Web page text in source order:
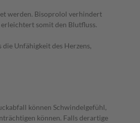
werden. Bisoprolol verhindert
somit den Blutfluss.
Unfähigkeit des Herzens,
können Schwindelgefühl,
können. Falls derartige